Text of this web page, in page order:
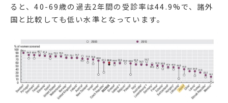
ると、40-69歳の過去2年間の受診率は44.9%で、諸外
国と比較しても低い水準となっています。